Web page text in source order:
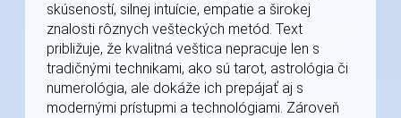
skúseností, silnej intuície, empatie a širokej
znalosti rôznych vešteckých metód. Text
približuje, že kvalitná veštica nepracuje len s
tradičnými technikami, ako sú tarot, astrológia či
numerológia, ale dokáže ich prepájať aj s
modernými prístupmi a technológiami. Zároveň